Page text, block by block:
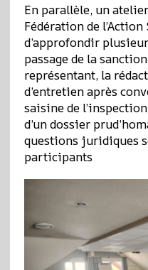
En parallèle, un
Fédération de
d’approfondir
passage de la
représentant, la
d’entretien après
saisine de
d’un dossier
questions juridiques
participants